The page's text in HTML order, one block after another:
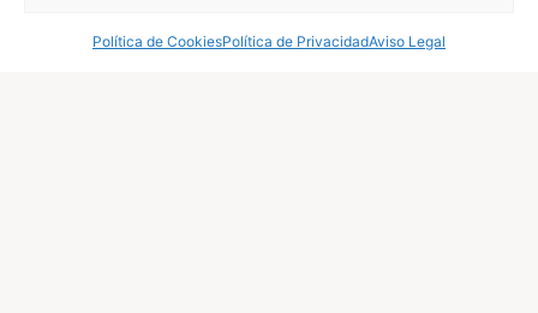
Política de CookiesPolítica de PrivacidadAviso Legal